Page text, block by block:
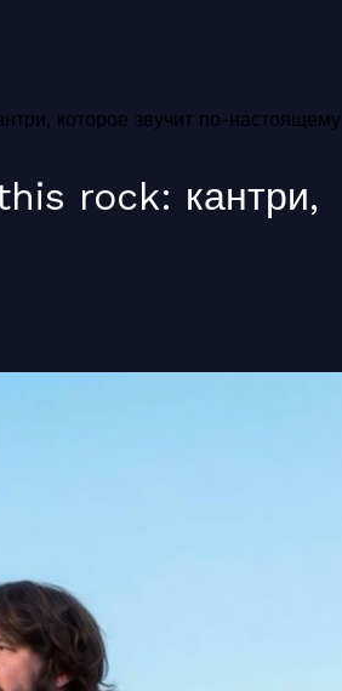
которое звучит по-настоящему
rock: кантри,